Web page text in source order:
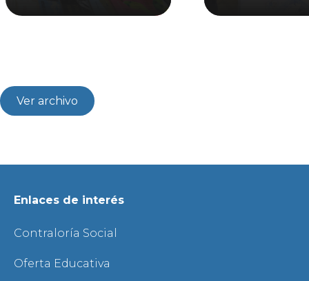
Ver archivo
Enlaces de interés
Contraloría Social
Oferta Educativa